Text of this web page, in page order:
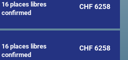
16 places libres
confirmed
CHF 6258
16 places libres
confirmed
CHF 6258